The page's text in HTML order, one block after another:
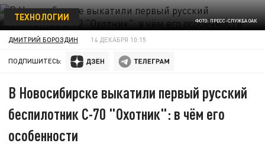
ФОТО: ПРЕСС-СЛУЖБА ОАК
ТЕХНОЛОГИИ
ДМИТРИЙ БОРОЗДИН 14 ДЕКАБРЯ 10:15
ПОДПИШИТЕСЬ:
В Новосибирске выкатили первый русский
беспилотник С-70 "Охотник": в чём его
особенности